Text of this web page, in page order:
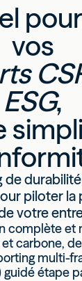
vos
ESG,
durabilité
piloter
votre
complète et
et carbone,
multi-
guidé étape